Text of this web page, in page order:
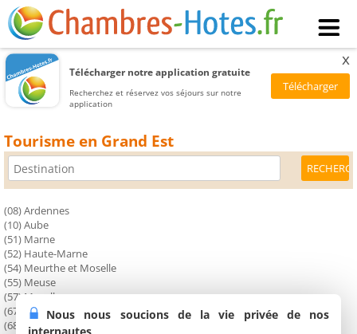
Télécharger notre application gratuite
Recherchez et réservez vos séjours sur notre
application
x
Tourisme en Grand Est
(08) Ardennes
(10) Aube
(51) Marne
(52) Haute-Marne
(54) Meurthe et Moselle
(55) Meuse
(57) Moselle
(67) Bas-Rhin
(68) Haut-Rhin
Nous nous soucions de la vie privée de nos